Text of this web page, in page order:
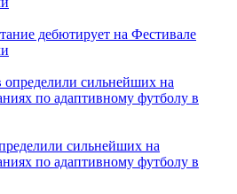
дебютирует на Фестивале
сильнейших на
по адаптивному футболу в